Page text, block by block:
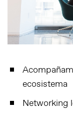
ecosistema
Networking